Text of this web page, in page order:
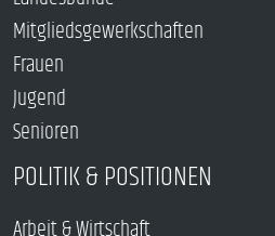
Mitgliedsgewerkschaften
Frauen
Jugend
Senioren
POLITIK & POSITIONEN